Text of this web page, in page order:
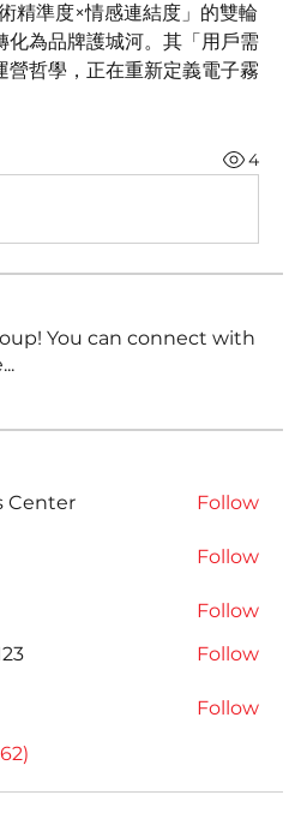
精準度×情感連結度」的雙輪
化為品牌護城河。其「用戶需
營哲學，正在重新定義電子霧
4
You can connect with
...
Center
Follow
Follow
Follow
Follow
Follow